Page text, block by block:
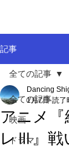
記事
全ての記事
映画
ドラマ
全ての記事
アニメ
レⅢ』
Dancing
1月7日 読了